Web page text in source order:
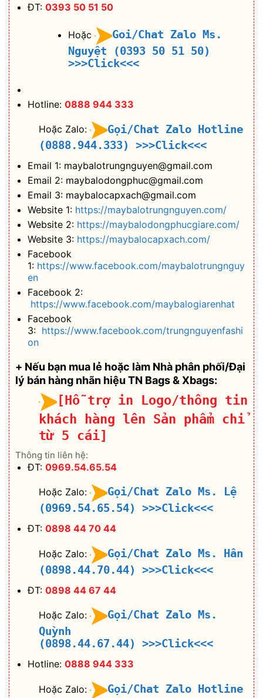
ĐT: 0393 50 51 50
Hoặc
Goi/Chat Zalo Ms.
Nguyệt (0393 50 51 50)
>>>Click<<<
Hotline: 0888 944 333
Hoặc Zalo:
Gọi/Chat Zalo Hotline
(0888.944.333)
>>>Click<<<
Email 1: maybalotrungnguyen@gmail.com
Email 2: maybalodongphuc@gmail.com
Email 3: maybalocapxach@gmail.com
Website 1: https://maybalotrungnguyen.com/
Website 2: https://maybalodongphucgiare.com/
Website 3: https://maybalocapxach.com/
Facebook
1: https://www.facebook.com/maybalotrungnguy
en
Facebook 2:
https://www.facebook.com/maybalogiarenhat
Facebook
3: https://www.facebook.com/trungnguyenfashi
on
+ Nếu bạn mua lẻ hoặc làm Nhà phân phối/Đại
lý bán hàng nhãn hiệu TN Bags & Xbags:
[Hỗ trợ in Logo/thông tin
khách hàng lên Sản phẩm chỉ
từ 5 cái]
Thông tin liên hệ:
ĐT: 0969.54.65.54
Hoặc Zalo:
Gọi/Chat Zalo Ms. Lệ
(0969.54.65.54)
>>>Click<<<
ĐT: 0898 44 70 44
Hoặc Zalo:
Gọi/Chat Zalo Ms. Hân
(0898.44.70.44)
>>>Click<<<
ĐT: 0898 44 67 44
Hoặc Zalo:
Gọi/Chat Zalo Ms.
Quỳnh
(0898.44.67.44)
>>>Click<<<
Hotline: 0888 944 333
Hoặc Zalo: Gọi/Chat Zalo Hotline